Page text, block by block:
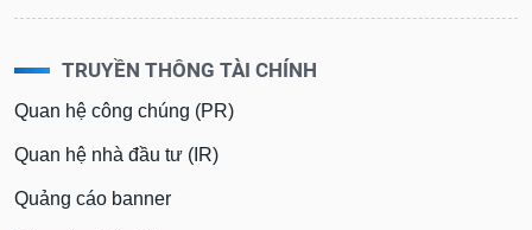
TRUYỀN THÔNG TÀI CHÍNH
Quan hệ công chúng (PR)
Quan hệ nhà đầu tư (IR)
Quảng cáo banner